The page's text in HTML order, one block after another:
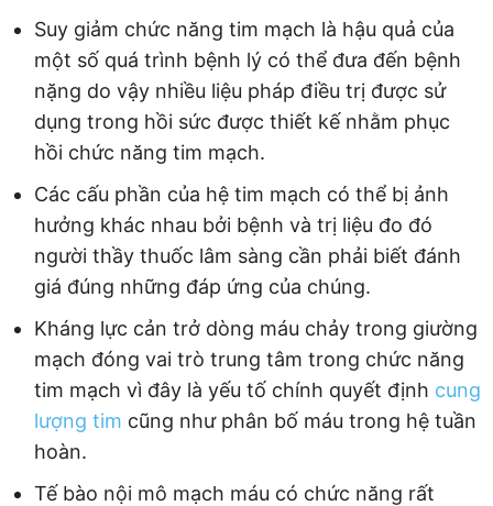
Suy giảm chức năng tim mạch là hậu quả của
một số quá trình bệnh lý có thể đưa đến bệnh
nặng do vậy nhiều liệu pháp điều trị được sử
dụng trong hồi sức được thiết kế nhằm phục
hồi chức năng tim mạch.
Các cấu phần của hệ tim mạch có thể bị ảnh
hưởng khác nhau bởi bệnh và trị liệu đo đó
người thầy thuốc lâm sàng cần phải biết đánh
giá đúng những đáp ứng của chúng.
Kháng lực cản trở dòng máu chảy trong giường
mạch đóng vai trò trung tâm trong chức năng
tim mạch vì đây là yếu tố chính quyết định cung
lượng tim cũng như phân bố máu trong hệ tuần
hoàn.
Tế bào nội mô mạch máu có chức năng rất